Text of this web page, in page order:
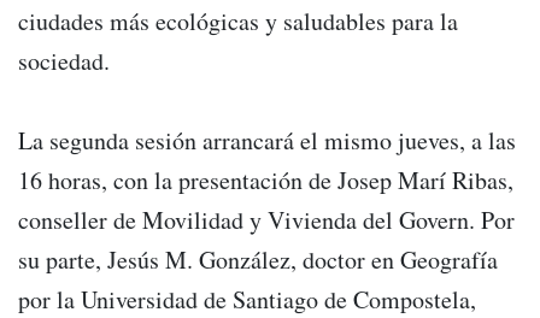
ciudades más ecológicas y saludables para la
sociedad.
La segunda sesión arrancará el mismo jueves, a las
16 horas, con la presentación de Josep Marí Ribas,
conseller de Movilidad y Vivienda del Govern. Por
su parte, Jesús M. González, doctor en Geografía
por la Universidad de Santiago de Compostela,